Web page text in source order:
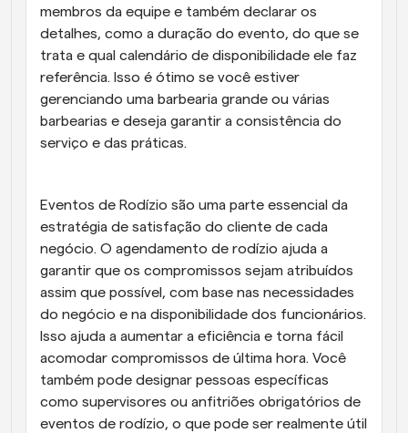
membros da equipe e também declarar os
detalhes, como a duração do evento, do que se
trata e qual calendário de disponibilidade ele faz
referência. Isso é ótimo se você estiver
gerenciando uma barbearia grande ou várias
barbearias e deseja garantir a consistência do
serviço e das práticas.
Eventos de Rodízio são uma parte essencial da
estratégia de satisfação do cliente de cada
negócio. O agendamento de rodízio ajuda a
garantir que os compromissos sejam atribuídos
assim que possível, com base nas necessidades
do negócio e na disponibilidade dos funcionários.
Isso ajuda a aumentar a eficiência e torna fácil
acomodar compromissos de última hora. Você
também pode designar pessoas específicas
como supervisores ou anfitriões obrigatórios de
eventos de rodízio, o que pode ser realmente útil